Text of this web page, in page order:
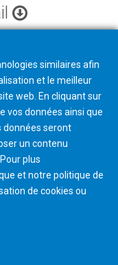
similaires afin
et le meilleur
web. En cliquant sur
vos données ainsi que
données seront
un contenu
plus
et notre politique de
de cookies ou